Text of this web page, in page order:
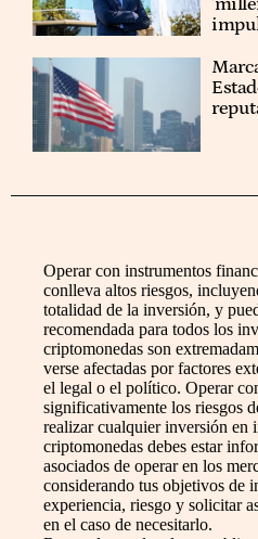
Operar con instrumentos
conlleva altos riesgos,
totalidad de la inversión, y
recomendada para todos los
criptomonedas son
verse afectadas por factores
el legal o el político. Operar
significativamente los riesgos
realizar cualquier inversión en
criptomonedas debes estar
asociados de operar en los
considerando tus objetivos de
experiencia, riesgo y solicitar
en el caso de necesitarlo.